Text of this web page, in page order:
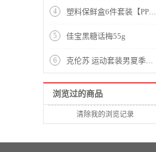
4 塑料保鲜盒6件套装【PP/图片色】
5 佳宝黑糖话梅55g
6 克伦苏 运动套装男夏季卫衣男户外运动服跑步服装男上衣打底衫韩版休闲学生圆领百搭两件套 白色 L
浏览过的商品
清除我的浏览记录